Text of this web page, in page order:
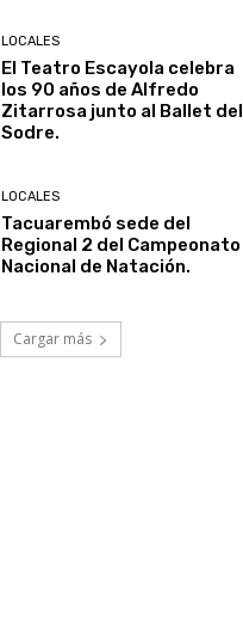
LOCALES
El Teatro Escayola celebra
los 90 años de Alfredo
Zitarrosa junto al Ballet del
Sodre.
LOCALES
Tacuarembó sede del
Regional 2 del Campeonato
Nacional de Natación.
Cargar más